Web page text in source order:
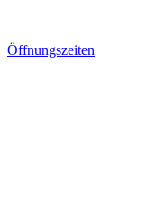
Öffnungszeiten